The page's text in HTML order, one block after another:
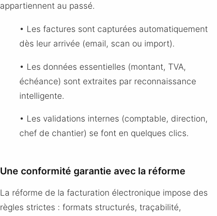
appartiennent au passé.
• Les factures sont capturées automatiquement
dès leur arrivée (email, scan ou import).
• Les données essentielles (montant, TVA,
échéance) sont extraites par reconnaissance
intelligente.
• Les validations internes (comptable, direction,
chef de chantier) se font en quelques clics.
Une conformité garantie avec la réforme
La réforme de la facturation électronique impose des
règles strictes : formats structurés, traçabilité,